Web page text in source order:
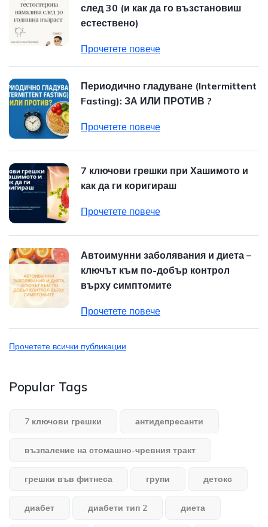
след 30 (и как да го възстановиш
естествено)
Прочетете повече
Периодично гладуване (Intermittent
Fasting): ЗА ИЛИ ПРОТИВ ?
Прочетете повече
7 ключови грешки при Хашимото и
как да ги коригираш
Прочетете повече
Автоимунни заболявания и диета –
ключът към по-добър контрол
върху симптомите
Прочетете повече
Прочетете всички публикации
Popular Tags
7 ключови грешки антидепресанти
възпаление на стомашно-чревния тракт
грешки във фитнеса групи детокс
диабет диабети тип 2 диета